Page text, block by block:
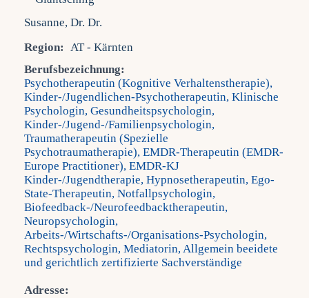
Region:
AT - Kärnten
Berufsbezeichnung:
Psychotherapeutin (Kognitive Verhaltenstherapie),
Kinder-/Jugendlichen-Psychotherapeutin, Klinische
Psychologin, Gesundheitspsychologin,
Kinder-/Jugend-/Familienpsychologin,
Traumatherapeutin (Spezielle
Psychotraumatherapie), EMDR-Therapeutin (EMDR-
Europe Practitioner), EMDR-KJ
Kinder-/Jugendtherapie, Hypnosetherapeutin, Ego-
State-Therapeutin, Notfallpsychologin,
Biofeedback-/Neurofeedbacktherapeutin,
Neuropsychologin,
Arbeits-/Wirtschafts-/Organisations-Psychologin,
Rechtspsychologin, Mediatorin, Allgemein beeidete
und gerichtlich zertifizierte Sachverständige
Adresse: